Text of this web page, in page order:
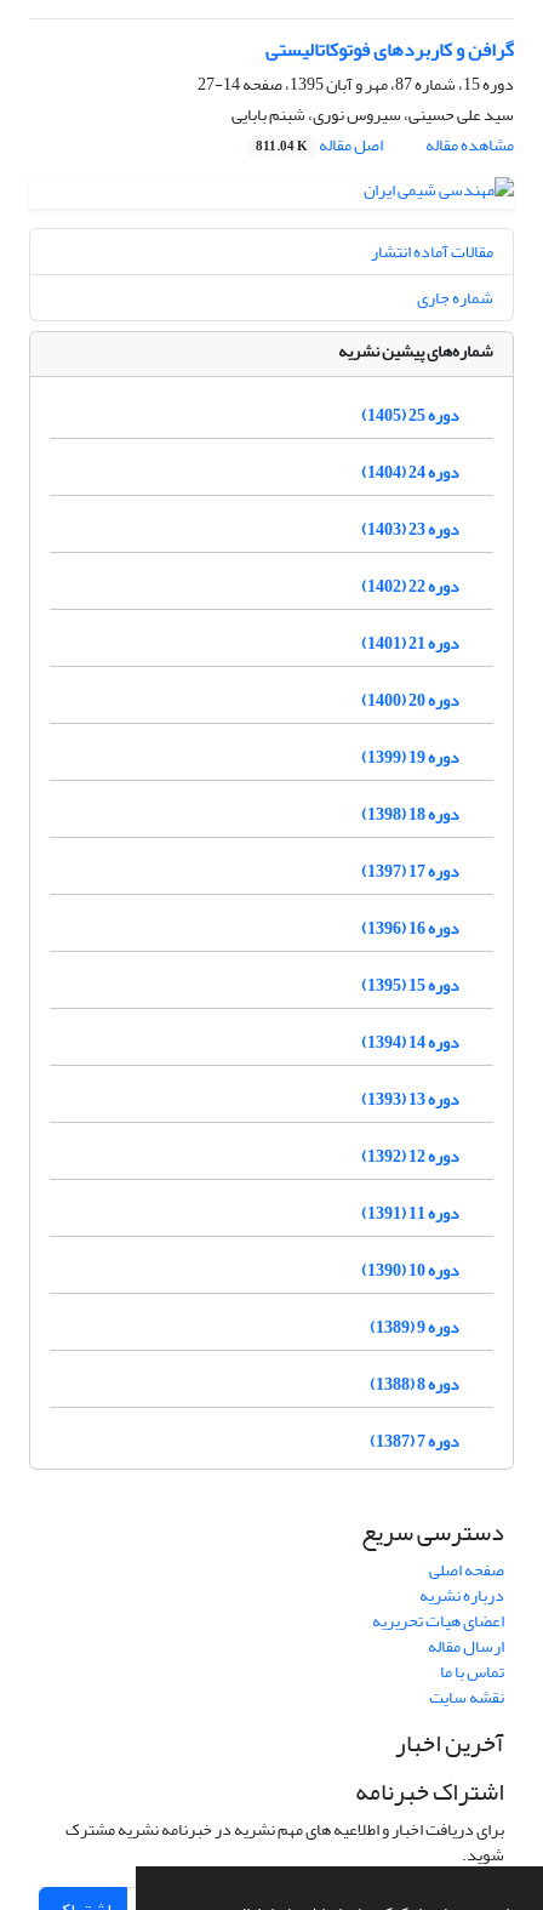
گرافن و کاربردهای فوتوکاتالیستی
دوره 15، شماره 87، مهر و آبان 1395، صفحه
14-27
سید علی حسینی، سیروس نوری، شبنم بابایی
مشاهده مقاله
اصل مقاله 811.04 K
مقالات آماده انتشار
شماره جاری
شماره‌های پیشین نشریه
دوره 25 (1405)
دوره 24 (1404)
دوره 23 (1403)
دوره 22 (1402)
دوره 21 (1401)
دوره 20 (1400)
دوره 19 (1399)
دوره 18 (1398)
دوره 17 (1397)
دوره 16 (1396)
دوره 15 (1395)
دوره 14 (1394)
دوره 13 (1393)
دوره 12 (1392)
دوره 11 (1391)
دوره 10 (1390)
دوره 9 (1389)
دوره 8 (1388)
دوره 7 (1387)
دسترسی سریع
صفحه اصلی
درباره نشریه
اعضای هیات تحریریه
ارسال مقاله
تماس با ما
نقشه سایت
آخرین اخبار
اشتراک خبرنامه
برای دریافت اخبار و اطلاعیه های مهم نشریه در خبرنامه نشریه مشترک
شوید.